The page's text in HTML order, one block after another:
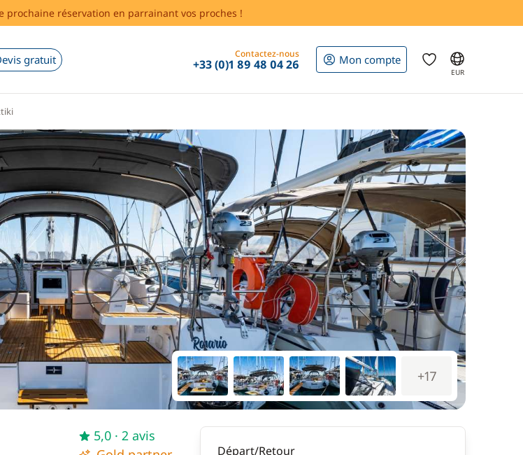
prochaine réservation en parrainant vos proches !
gratuit Contactez-nous
+33 (0)1 89 48 04 26 Mon compte
EUR
+17
5,0 · 2 avis
Départ/Retour